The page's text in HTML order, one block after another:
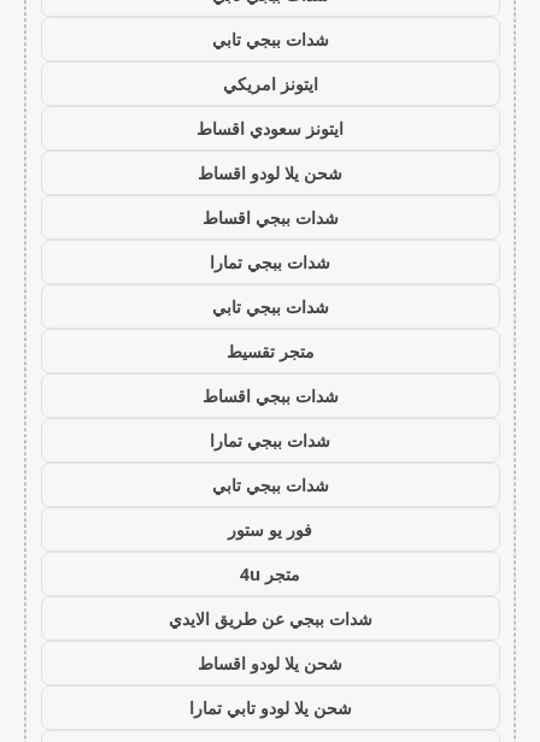
شدات ببجي تابي
ايتونز امريكي
ايتونز سعودي اقساط
شحن يلا لودو اقساط
شدات ببجي اقساط
شدات ببجي تمارا
شدات ببجي تابي
متجر تقسيط
شدات ببجي اقساط
شدات ببجي تمارا
شدات ببجي تابي
فور يو ستور
متجر 4u
شدات ببجي عن طريق الايدي
شحن يلا لودو اقساط
شحن يلا لودو تابي تمارا